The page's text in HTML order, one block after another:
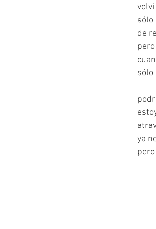
volví
sólo
de
sólo
ya